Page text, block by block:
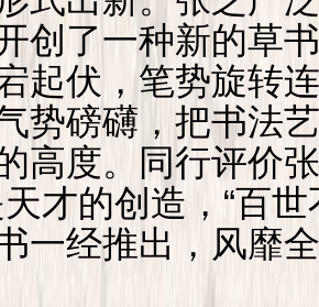
创了一种新的草
起伏，笔势旋转
势磅礴，把书法
高度。同行评价
才的创造，“百
一经推出，风靡